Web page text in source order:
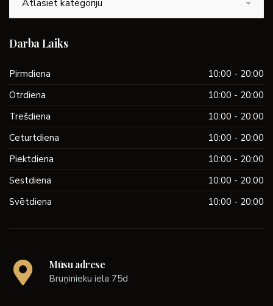
Darba Laiks
Pirmdiena
10:00 - 20:00
Otrdiena
10:00 - 20:00
Trešdiena
10:00 - 20:00
Ceturtdiena
10:00 - 20:00
Piektdiena
10:00 - 20:00
Sestdiena
10:00 - 20:00
Svētdiena
10:00 - 20:00
Mūsu adrese
Bruņinieku iela 75d